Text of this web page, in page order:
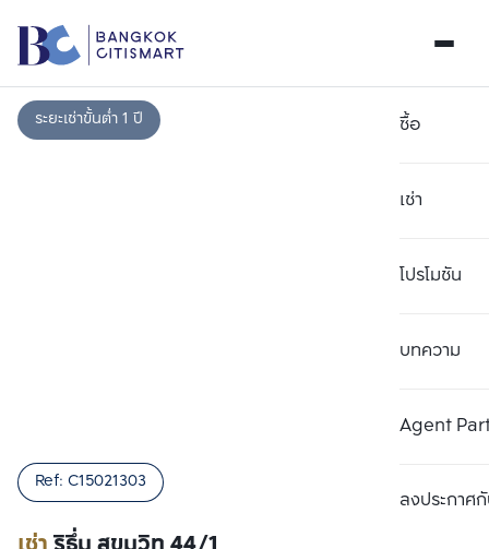
ซื้อ
เช่า
โปรโมชัน
บทความ
Agent
ลงประกาศกั
ระยะเช่าขั้นต่ำ 1 ปี
Ref: C15021303 เปรียบเทียบ